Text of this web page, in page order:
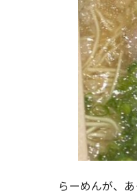
らーめんが、